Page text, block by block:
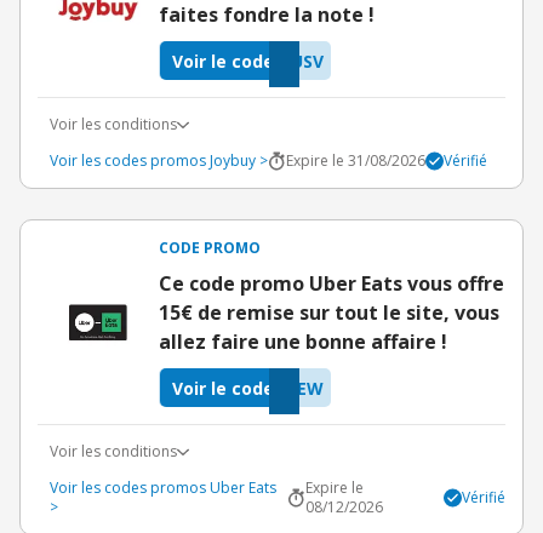
faites fondre la note !
USV
Voir le code
Voir les conditions
Voir les codes promos Joybuy >
Expire le 31/08/2026 Vérifié
CODE PROMO
Ce code promo Uber Eats vous offre
15€ de remise sur tout le site, vous
allez faire une bonne affaire !
IEW
Voir le code
Voir les conditions
Voir les codes promos Uber Eats
>
Expire le
08/12/2026
Vérifié